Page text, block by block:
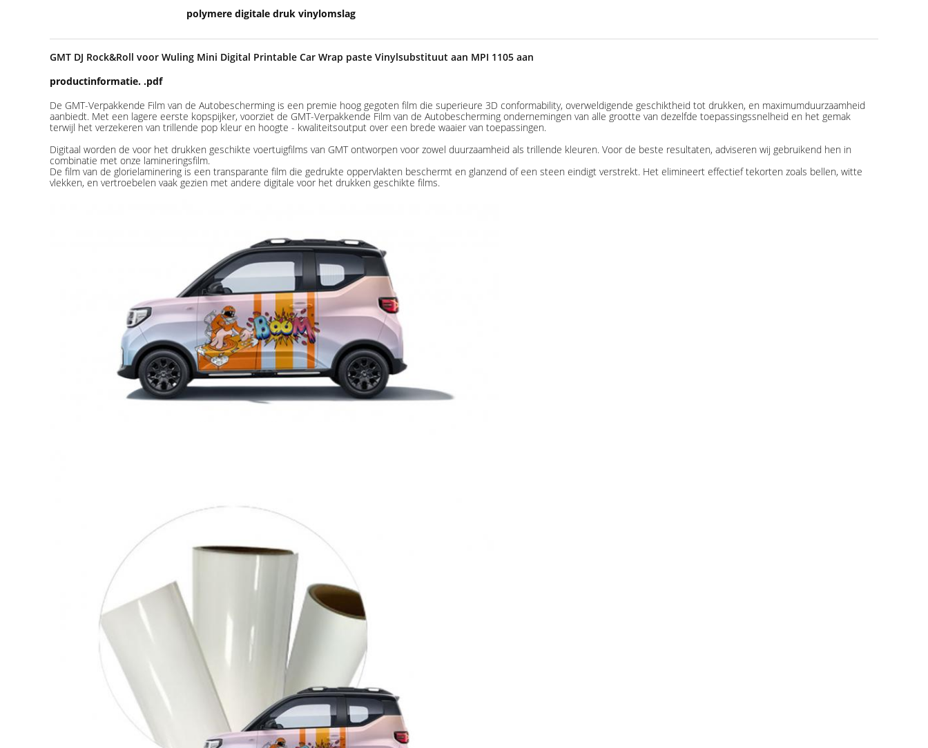
polymere digitale druk vinylomslag
GMT DJ Rock&Roll voor Wuling Mini Digital Printable Car Wrap paste Vinylsubstituut aan MPI 1105 aan
productinformatie. .pdf
De GMT-Verpakkende Film van de Autobescherming is een premie hoog gegoten film die superieure 3D conformability, overweldigende geschiktheid tot drukken, en maximumduurzaamheid
aanbiedt. Met een lagere eerste kopspijker, voorziet de GMT-Verpakkende Film van de Autobescherming ondernemingen van alle grootte van dezelfde toepassingssnelheid en het gemak
terwijl het verzekeren van trillende pop kleur en hoogte - kwaliteitsoutput over een brede waaier van toepassingen.
Digitaal worden de voor het drukken geschikte voertuigfilms van GMT ontworpen voor zowel duurzaamheid als trillende kleuren. Voor de beste resultaten, adviseren wij gebruikend hen in
combinatie met onze lamineringsfilm.
De film van de glorielaminering is een transparante film die gedrukte oppervlakten beschermt en glanzend of een steen eindigt verstrekt. Het elimineert effectief tekorten zoals bellen, witte
vlekken, en vertroebelen vaak gezien met andere digitale voor het drukken geschikte films.